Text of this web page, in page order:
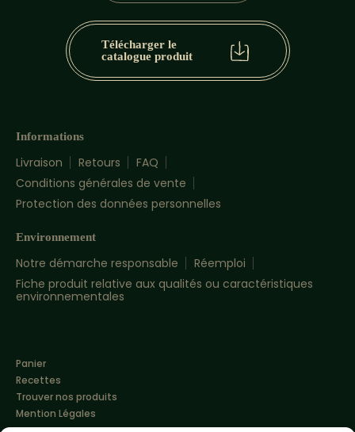
Informations
Livraison Retours
FAQ
Conditions générales de vente
Protection des données personnelles
Environnement
Notre démarche responsable
Réemploi
Fiche produit relative aux qualités ou caractéristiques
environnementales
Télécharger le
catalogue produit
Panier
Recettes
Trouver nos produits
Mention Légales